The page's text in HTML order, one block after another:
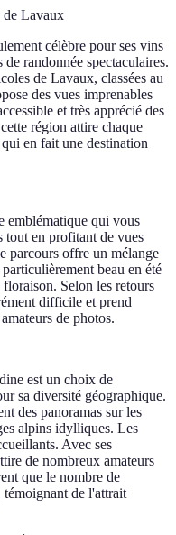
de Lavaux
célèbre pour ses vins
randonnée spectaculaires.
de Lavaux, classées au
des vues imprenables
et très apprécié des
région attire chaque
en fait une destination
emblématique qui vous
tout en profitant de vues
parcours offre un mélange
beau en été
Selon les retours
difficile et prend
de photos.
est un choix de
sa diversité géographique.
des panoramas sur les
alpins idylliques. Les
Avec ses
de nombreux amateurs
que le nombre de
témoignant de l'attrait